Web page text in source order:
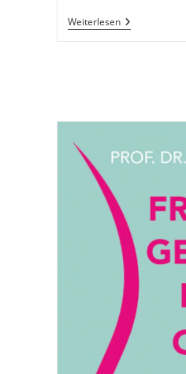
WeiterlesenSattgeliebt:
Wenn
Freya